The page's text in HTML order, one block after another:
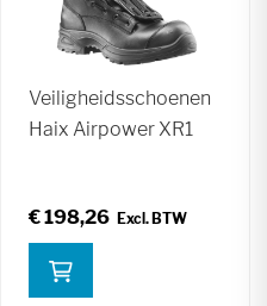
Veiligheidsschoenen
Haix Airpower XR1
€ 198,26